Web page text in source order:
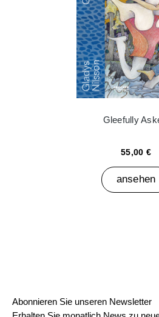
Gleefully
55,00 €
ansehen
Abonnieren Sie unseren Newsletter